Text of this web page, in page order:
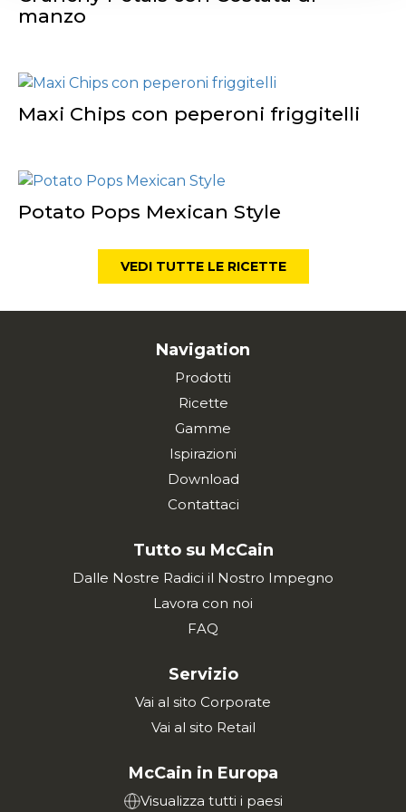
manzo
Maxi Chips con peperoni friggitelli
Potato Pops Mexican Style
VEDI TUTTE LE RICETTE
Navigation
Prodotti
Ricette
Gamme
Ispirazioni
Download
Contattaci
Tutto su McCain
Dalle Nostre Radici il Nostro Impegno
Lavora con noi
FAQ
Servizio
Vai al sito Corporate
Vai al sito Retail
McCain in Europa
Visualizza tutti i paesi